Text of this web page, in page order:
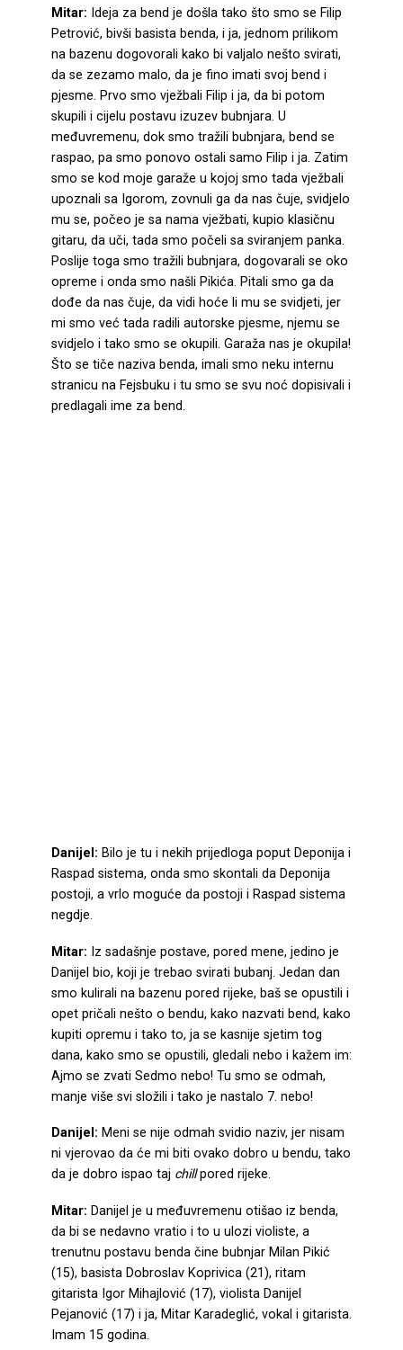
Mitar: Ideja za bend je došla tako što smo se Filip
Petrović, bivši basista benda, i ja, jednom prilikom
na bazenu dogovorali kako bi valjalo nešto svirati,
da se zezamo malo, da je fino imati svoj bend i
pjesme. Prvo smo vježbali Filip i ja, da bi potom
skupili i cijelu postavu izuzev bubnjara. U
međuvremenu, dok smo tražili bubnjara, bend se
raspao, pa smo ponovo ostali samo Filip i ja. Zatim
smo se kod moje garaže u kojoj smo tada vježbali
upoznali sa Igorom, zovnuli ga da nas čuje, svidjelo
mu se, počeo je sa nama vježbati, kupio klasičnu
gitaru, da uči, tada smo počeli sa sviranjem panka.
Poslije toga smo tražili bubnjara, dogovarali se oko
opreme i onda smo našli Pikića. Pitali smo ga da
dođe da nas čuje, da vidi hoće li mu se svidjeti, jer
mi smo već tada radili autorske pjesme, njemu se
svidjelo i tako smo se okupili. Garaža nas je okupila!
Što se tiče naziva benda, imali smo neku internu
stranicu na Fejsbuku i tu smo se svu noć dopisivali i
predlagali ime za bend.
Danijel: Bilo je tu i nekih prijedloga poput Deponija i
Raspad sistema, onda smo skontali da Deponija
postoji, a vrlo moguće da postoji i Raspad sistema
negdje.
Mitar: Iz sadašnje postave, pored mene, jedino je
Danijel bio, koji je trebao svirati bubanj. Jedan dan
smo kulirali na bazenu pored rijeke, baš se opustili i
opet pričali nešto o bendu, kako nazvati bend, kako
kupiti opremu i tako to, ja se kasnije sjetim tog
dana, kako smo se opustili, gledali nebo i kažem im:
Ajmo se zvati Sedmo nebo! Tu smo se odmah,
manje više svi složili i tako je nastalo 7. nebo!
Danijel: Meni se nije odmah svidio naziv, jer nisam
ni vjerovao da će mi biti ovako dobro u bendu, tako
da je dobro ispao taj chillpored rijeke.
Mitar: Danijel je u međuvremenu otišao iz benda,
da bi se nedavno vratio i to u ulozi violiste, a
trenutnu postavu benda čine bubnjar Milan Pikić
(15), basista Dobroslav Koprivica (21), ritam
gitarista Igor Mihajlović (17), violista Danijel
Pejanović (17) i ja, Mitar Karadeglić, vokal i gitarista.
Imam 15 godina.